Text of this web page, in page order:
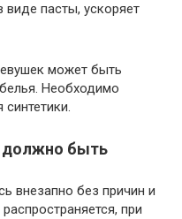
пасты, ускоряет
может быть
Необходимо
должно быть
внезапно без причин и
при